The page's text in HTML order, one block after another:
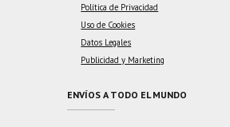
Política de Privacidad
Uso de Cookies
Datos Legales
Publicidad y Marketing
ENVÍOS A TODO EL MUNDO